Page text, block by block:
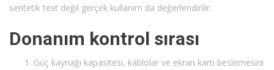
sentetik test değil gerçek kullanım da değerlendirilir.
Donanım kontrol sırası
Güç kaynağı kapasitesi, kablolar ve ekran kartı beslemesini